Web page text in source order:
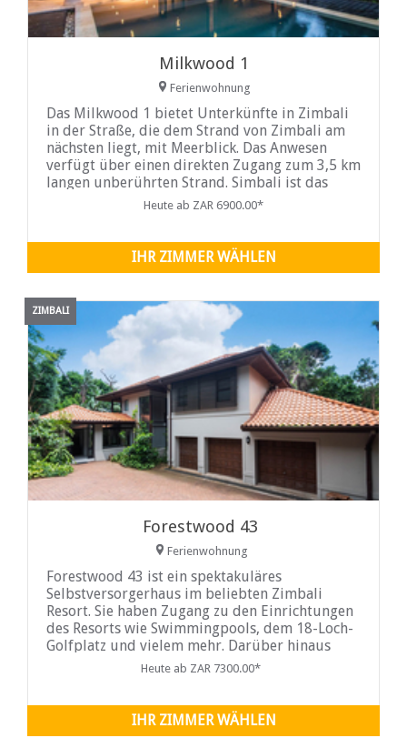
Milkwood 1
Ferienwohnung
Das Milkwood 1 bietet Unterkünfte in Zimbali
in der Straße, die dem Strand von Zimbali am
nächsten liegt, mit Meerblick. Das Anwesen
verfügt über einen direkten Zugang zum 3,5 km
langen unberührten Strand. Simbali ist das
ideale Reiseziel für Familien mit Naturpfaden,
Heute ab ZAR 6900.00*
IHR ZIMMER WÄHLEN
ZIMBALI
Forestwood 43
Ferienwohnung
Forestwood 43 ist ein spektakuläres
Selbstversorgerhaus im beliebten Zimbali
Resort. Sie haben Zugang zu den Einrichtungen
des Resorts wie Swimmingpools, dem 18-Loch-
Golfplatz und vielem mehr. Darüber hinaus
liegt das Resort 20 km vom internationalen
Heute ab ZAR 7300.00*
IHR ZIMMER WÄHLEN